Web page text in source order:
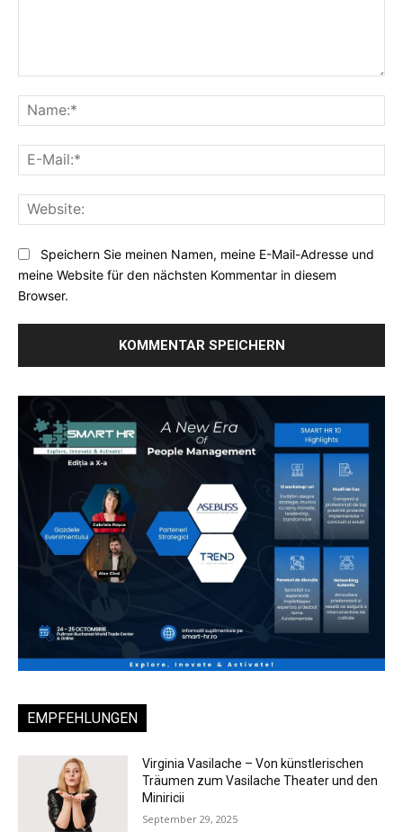
Speichern Sie meinen Namen, meine E-Mail-Adresse und
meine Website für den nächsten Kommentar in diesem
Browser.
EMPFEHLUNGEN
Virginia Vasilache – Von künstlerischen
Träumen zum Vasilache Theater und den
Miniricii
September 29, 2025